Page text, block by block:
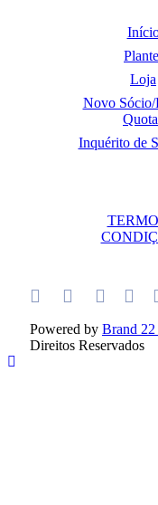
Loja
Novo Sócio/
Inquérito de
Powered by Brand
Direitos Reservados